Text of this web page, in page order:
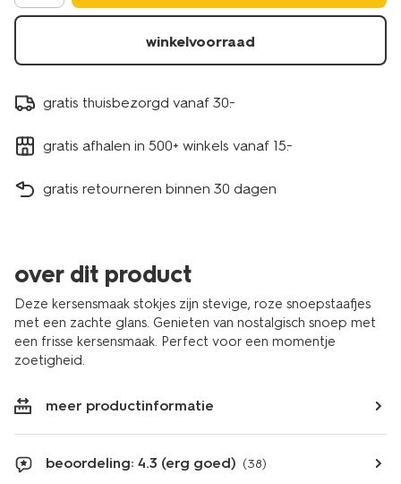
winkelvoorraad
gratis thuisbezorgd vanaf 30.-
gratis afhalen in 500+ winkels vanaf 15.-
gratis retourneren binnen 30 dagen
over dit product
Deze kersensmaak stokjes zijn stevige, roze snoepstaafjes
met een zachte glans. Genieten van nostalgisch snoep met
een frisse kersensmaak. Perfect voor een momentje
zoetigheid.
meer productinformatie
beoordeling: 4.3 (erg goed) (38)